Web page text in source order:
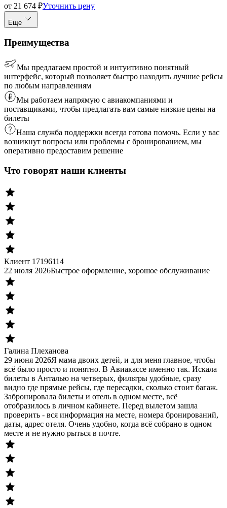
от 21 674 ₽Уточнить цену
Еще
Преимущества
Мы предлагаем простой и интуитивно понятный
интерфейс, который позволяет быстро находить лучшие рейсы
по любым направлениям
Мы работаем напрямую с авиакомпаниями и
поставщиками, чтобы предлагать вам самые низкие цены на
билеты
Наша служба поддержки всегда готова помочь. Если у вас
возникнут вопросы или проблемы с бронированием, мы
оперативно предоставим решение
Что говорят наши клиенты
Клиент 17196114
22 июля 2026Быстрое оформление, хорошое обслуживание
Галина Плеханова
29 июня 2026Я мама двоих детей, и для меня главное, чтобы
всё было просто и понятно. В Авиакассе именно так. Искала
билеты в Анталью на четверых, фильтры удобные, сразу
видно где прямые рейсы, где пересадки, сколько стоит багаж.
Забронировала билеты и отель в одном месте, всё
отобразилось в личном кабинете. Перед вылетом зашла
проверить - вся информация на месте, номера бронирований,
даты, адрес отеля. Очень удобно, когда всё собрано в одном
месте и не нужно рыться в почте.